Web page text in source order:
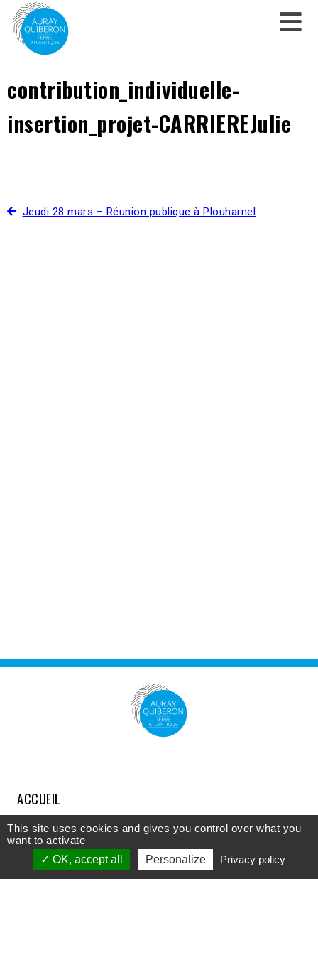
contribution_individuelle-
insertion_projet-CARRIEREJulie
Jeudi 28 mars – Réunion publique à Plouharnel
ACCUEIL
COMPRENDRE
DÉCOUVRIR
This site uses cookies and gives you control over what you
want to activate
OK, accept all
Personalize Privacy policy